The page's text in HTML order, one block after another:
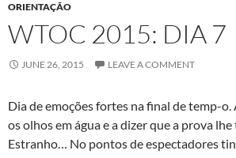
ORIENTAÇÃO
WTOC 2015: DIA 7
JUNE 26, 2015 LEAVE A COMMENT
Dia de emoções fortes na final de temp-o.
os olhos em água e a dizer que a prova
Estranho… No pontos de espectadores